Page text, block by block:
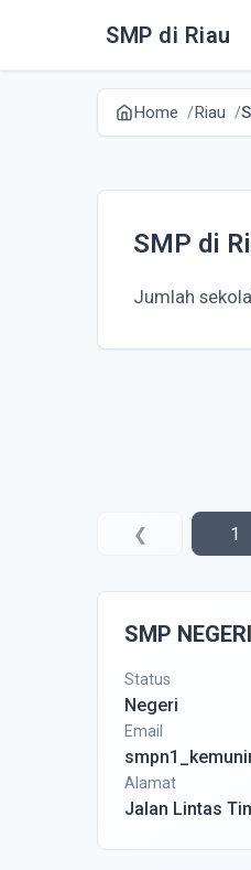
SMP di Riau
Home Riau
SMP di
Jumlah
❮ 1
SMP
Status
Negeri
Email
Alamat
Jalan Lintas